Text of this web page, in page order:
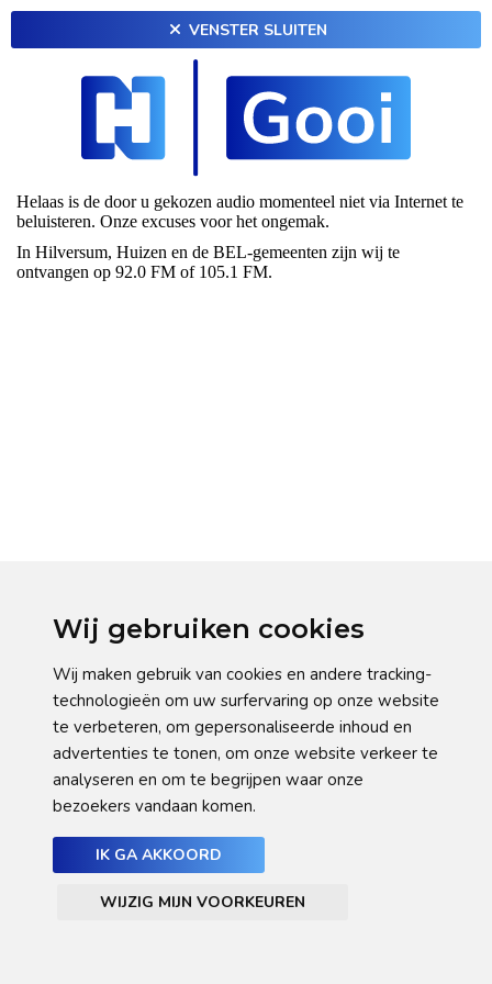
Wij gebruiken cookies
Wij maken gebruik van cookies en andere tracking-
technologieën om uw surfervaring op onze website
te verbeteren, om gepersonaliseerde inhoud en
advertenties te tonen, om onze website verkeer te
analyseren en om te begrijpen waar onze
bezoekers vandaan komen.
IK GA AKKOORD
WIJZIG MIJN VOORKEUREN
VENSTER SLUITEN
Helaas is de door u gekozen audio momenteel niet via Internet te
beluisteren. Onze excuses voor het ongemak.
In Hilversum, Huizen en de BEL-gemeenten zijn wij te
ontvangen op 92.0 FM of 105.1 FM.